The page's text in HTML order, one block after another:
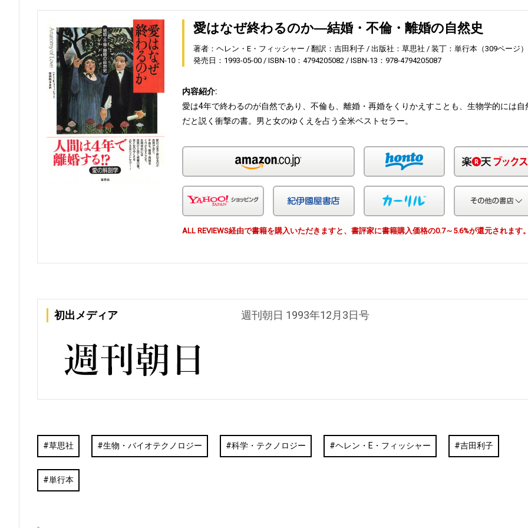
愛はなぜ終わるのか―結婚・不倫・離婚の自然史
著者：ヘレン・E・フィッシャー 翻訳：吉田利子 出版社：草思社
装丁：単行本（309ページ）
発売日：1993-05-00
ISBN-10：4794205082 ISBN-13：978-4794205087
内容紹介:
愛は4年で終わるのが自然であり、不倫も、離婚・再婚をくりかえすことも、生物学的には自
だと説く衝撃の書。男と女のゆくえを占う全米ベストセラー。
honto
Yahoo!ショッピング 紀伊国屋 カーリル
ALL REVIEWS経由で書籍を購入いただきますと、書評家に書籍購入価格の0.7～5.6%が還元されます。
初出メディア 週刊朝日 1993年12月3日号
草思社 生物・バイオテクノロジー 科学・テクノロジー ヘレン・E・フィッシャー 吉田利子
単行本